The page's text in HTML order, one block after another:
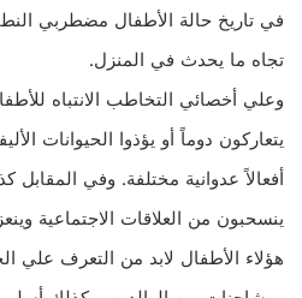
في تاريخ حالة الأطفال مضطربي
تجاه ما يحدث في المنزل.
وعلي أخصائي التخاطب الانتباه
يتعاركون دوماً أو يؤذوا الحيوانات
أفعالاً عدوانية مختلفة. وفي المقابل
ينسحبون من العلاقات الاجتماعية
هؤلاء الأطفال لابد من التعرف علي